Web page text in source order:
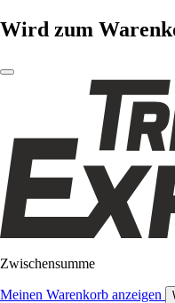
Wird zum
Zwischensumme
Meinen Warenkorb anzeigen